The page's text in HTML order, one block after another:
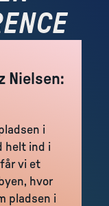
Nielsen:
i
helt ind i
vi et
hvor
pladsen i